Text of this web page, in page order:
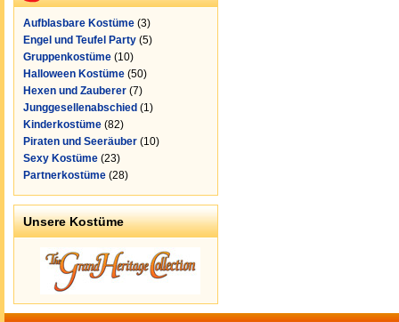
Aufblasbare Kostüme (3)
Engel und Teufel Party (5)
Gruppenkostüme (10)
Halloween Kostüme (50)
Hexen und Zauberer (7)
Junggesellenabschied (1)
Kinderkostüme (82)
Piraten und Seeräuber (10)
Sexy Kostüme (23)
Partnerkostüme (28)
Unsere Kostüme